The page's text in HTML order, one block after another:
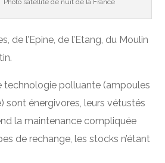
de l’Epine, de l’Etang, du Moulin
technologie polluante (ampoules
sont énergivores, leurs vétustés
la maintenance compliquée
de rechange, les stocks n’étant